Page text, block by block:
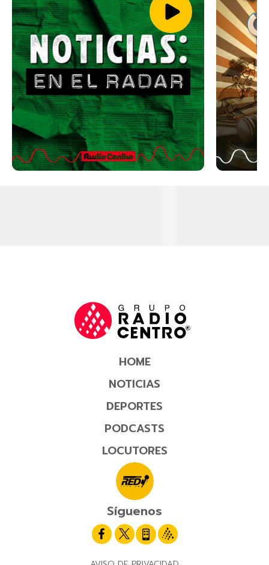
HOME
NOTICIAS
DEPORTES
PODCASTS
LOCUTORES
Síguenos